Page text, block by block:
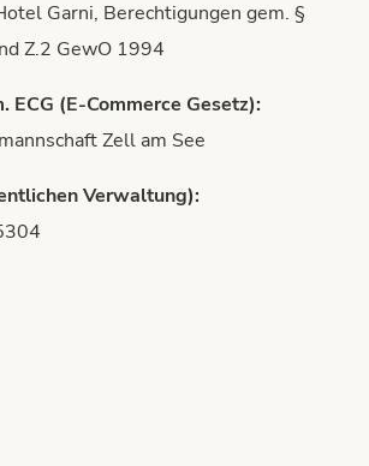
Garni, Berechtigungen gem. §
Z.2 GewO 1994
ECG (E-Commerce Gesetz):
Zell am See
Verwaltung):